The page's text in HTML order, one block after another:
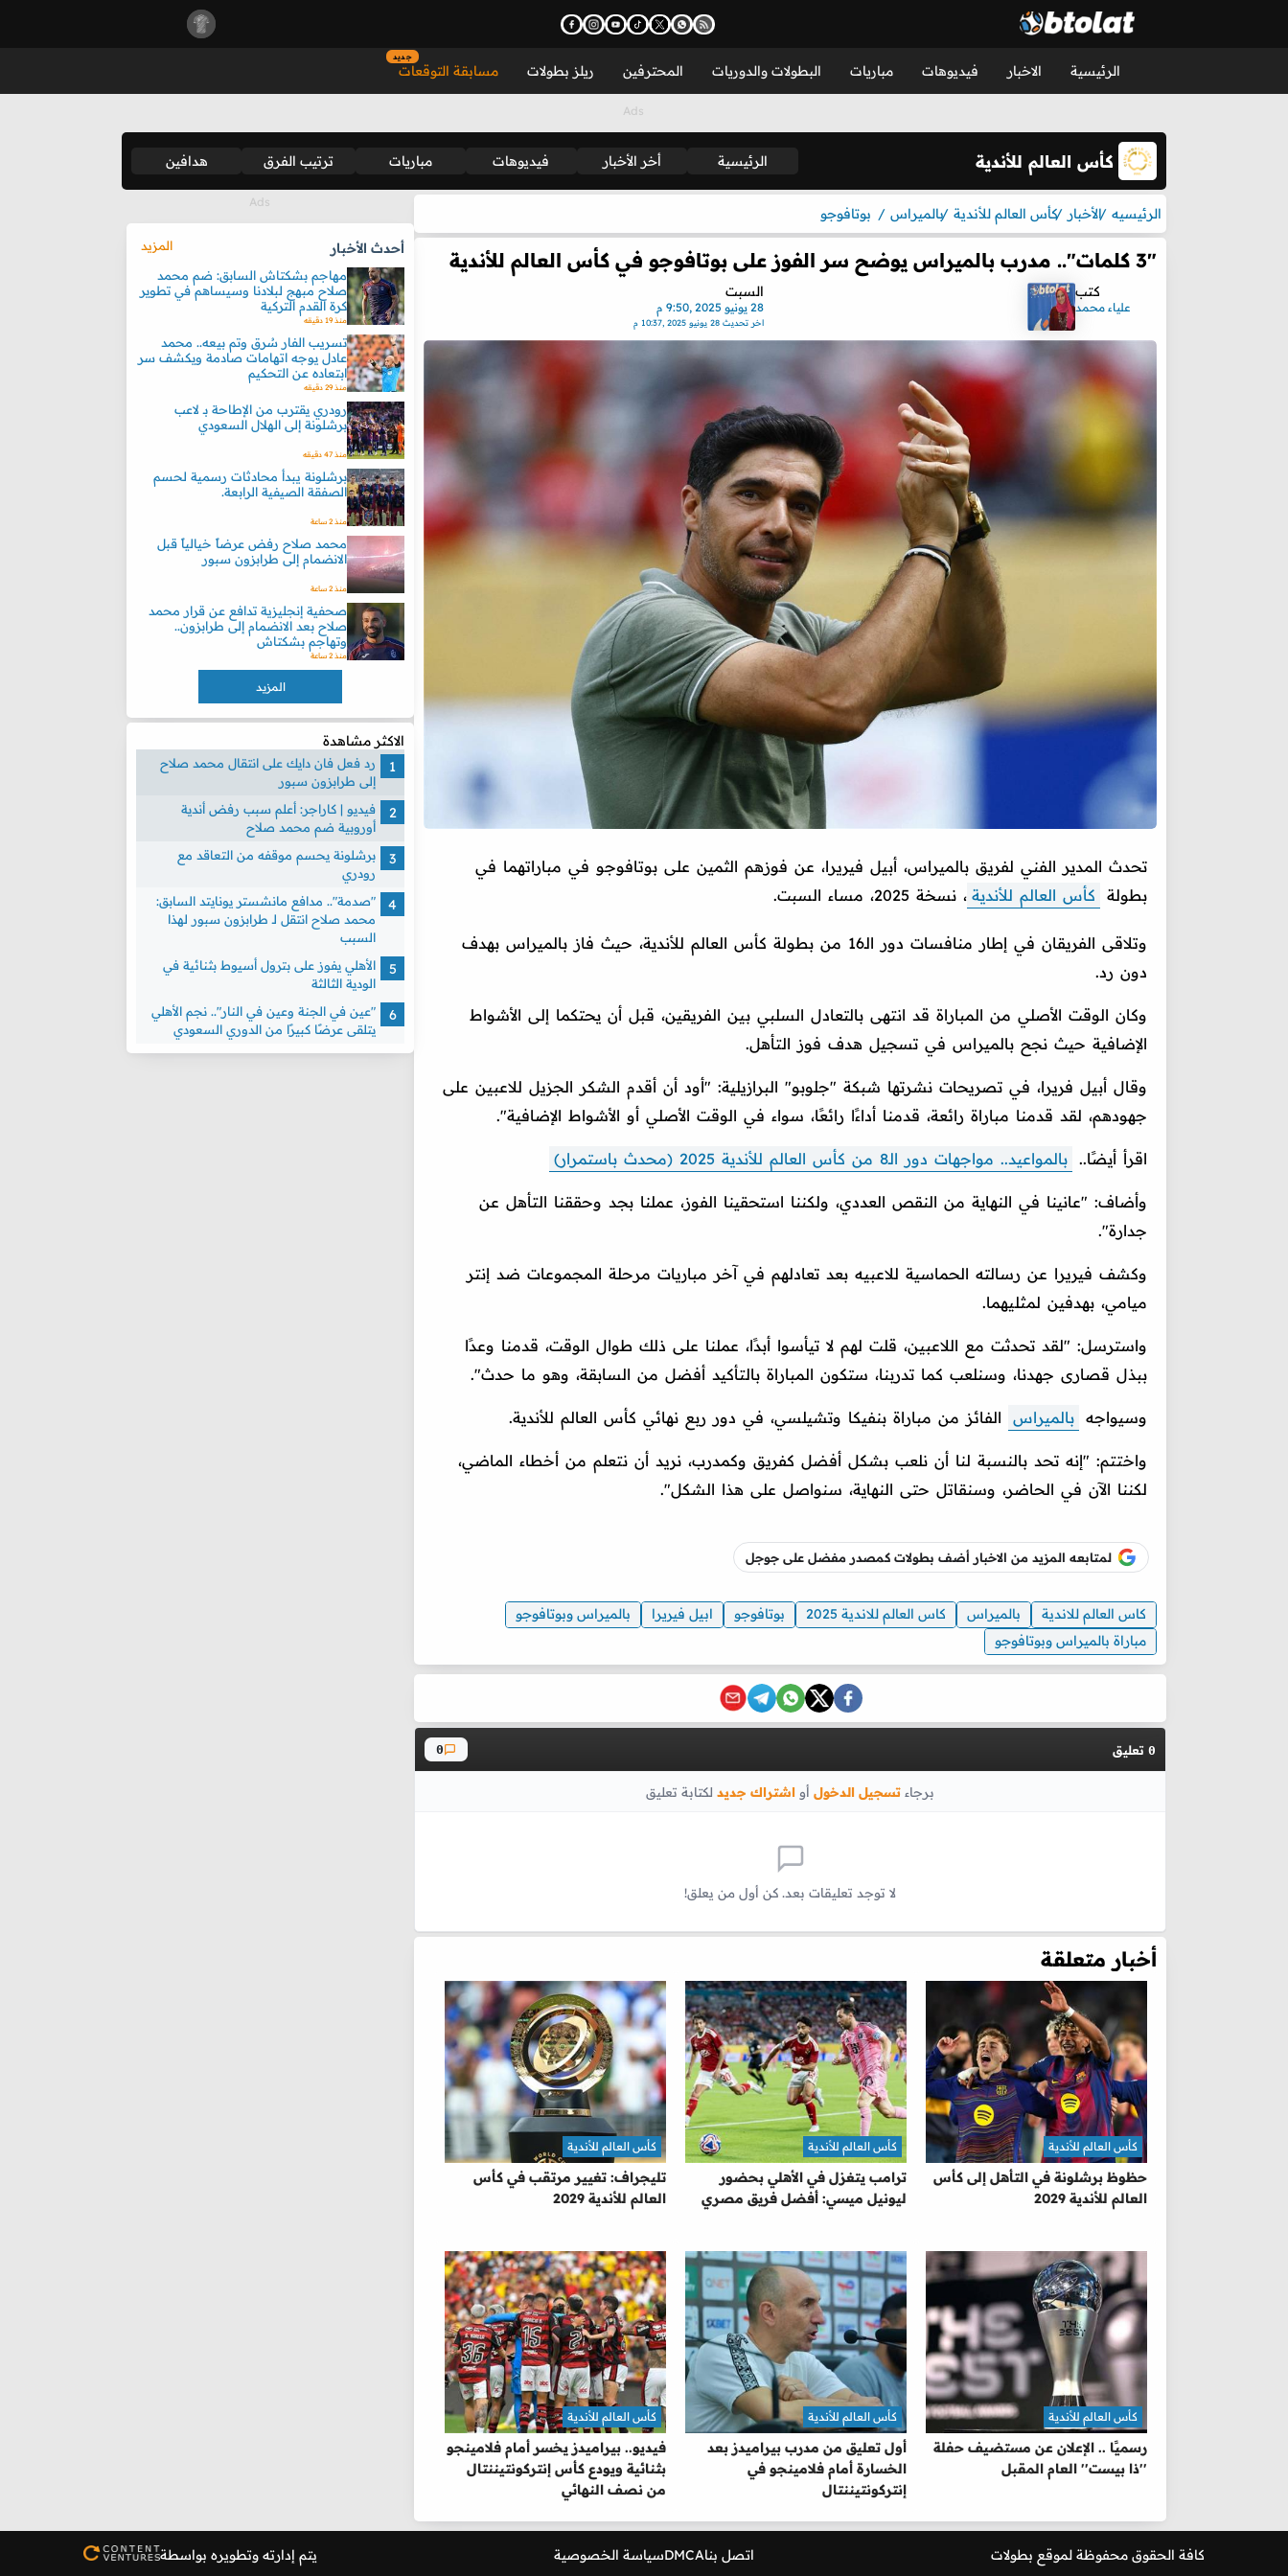
الرئيسية الاخبار فيديوهات مباريات البطولات والدوريات المحترفين ريلز بطولات مسابقة التوقعات
جديد
كأس العالم للأندية الرئيسية أخر الأخبار فيديوهات مباريات ترتيب الفرق هدافين
الرئيسيه الأخبار كأس العالم للأندية بالميراس بوتافوجو
"3 كلمات".. مدرب بالميراس يوضح سر الفوز على بوتافوجو في كأس العالم للأندية
كتب
علياء محمد
السبت
28 يونيو 2025 ,9:50 م
اخر تحديث 28 يونيو 2025 ,10:37 م
تحدث المدير الفني لفريق بالميراس، أبيل فيريرا، عن فوزهم الثمين على بوتافوجو في مباراتهما في
بطولة
كأس العالم للأندية ، نسخة 2025، مساء السبت.
وتلاقى الفريقان في إطار منافسات دور الـ16 من بطولة كأس العالم للأندية، حيث فاز بالميراس بهدف
دون رد.
وكان الوقت الأصلي من المباراة قد انتهى بالتعادل السلبي بين الفريقين، قبل أن يحتكما إلى الأشواط
الإضافية حيث نجح بالميراس في تسجيل هدف فوز التأهل.
وقال أبيل فريرا، في تصريحات نشرتها شبكة "جلوبو" البرازيلية: "أود أن أقدم الشكر الجزيل للاعبين على
جهودهم، لقد قدمنا مباراة رائعة، قدمنا أداءًا رائعًا، سواء في الوقت الأصلي أو الأشواط الإضافية".
اقرأ أيضًا.. بالمواعيد.. مواجهات دور الـ8 من كأس العالم للأندية 2025 (محدث باستمرار)
وأضاف: "عانينا في النهاية من النقص العددي، ولكننا استحقينا الفوز، عملنا بجد وحققنا التأهل عن
جدارة".
وكشف فيريرا عن رسالته الحماسية للاعبيه بعد تعادلهم في آخر مباريات مرحلة المجموعات ضد إنتر
ميامي، بهدفين لمثليهما.
واسترسل: "لقد تحدثت مع اللاعبين، قلت لهم لا تيأسوا أبدًا، عملنا على ذلك طوال الوقت، قدمنا وعدًا
ببذل قصارى جهدنا، وسنلعب كما تدربنا، ستكون المباراة بالتأكيد أفضل من السابقة، وهو ما حدث".
وسيواجه بالميراس الفائز من مباراة بنفيكا وتشيلسي، في دور ربع نهائي كأس العالم للأندية.
واختتم: "إنه تحد بالنسبة لنا أن نلعب بشكل أفضل كفريق وكمدرب، نريد أن نتعلم من أخطاء الماضي،
لكننا الآن في الحاضر، وسنقاتل حتى النهاية، سنواصل على هذا الشكل".
لمتابعه المزيد من الاخبار أضف بطولات كمصدر مفضل على جوجل
كاس العالم للاندية بالميراس كاس العالم للاندية 2025 بوتافوجو ابيل فيريرا
بالميراس وبوتافوجو
مباراة بالميراس وبوتافوجو
0 تعليق 0
برجاء تسجيل الدخول أو اشتراك جديد لكتابة تعليق
لا توجد تعليقات بعد. كن أول من يعلق!
أخبار متعلقة
حظوظ برشلونة في التأهل إلى كأس
العالم للأندية 2029
كأس العالم للأندية
ترامب يتغزل في الأهلي بحضور
ليونيل ميسي: أفضل فريق مصري
كأس العالم للأندية
تليجراف: تغيير مرتقب في كأس
العالم للأندية 2029
كأس العالم للأندية
رسميًا .. الإعلان عن مستضيف حفلة
''ذا بيست'' العام المقبل
كأس العالم للأندية
أول تعليق من مدرب بيراميدز بعد
الخسارة أمام فلامينجو في
إنتركونتيننتال
كأس العالم للأندية
فيديو.. بيراميدز يخسر أمام فلامينجو
بثنائية ويودع كأس إنتركونتيننتال
من نصف النهائي
كأس العالم للأندية
أحدث الأخبار
المزيد
مهاجم بشكتاش السابق: ضم محمد
صلاح مبهج لبلادنا وسيساهم في تطوير
كرة القدم التركية
منذ 19 دقيقه
تسريب الفار سُرق وتم بيعه.. محمد
عادل يوجه اتهامات صادمة ويكشف سر
ابتعاده عن التحكيم
منذ 29 دقيقه
رودري يقترب من الإطاحة بـ لاعب
برشلونة إلى الهلال السعودي
منذ 47 دقيقه
برشلونة يبدأ محادثات رسمية لحسم
الصفقة الصيفية الرابعة.
منذ 2 ساعة
محمد صلاح رفض عرضاً خيالياً قبل
الانضمام إلى طرابزون سبور
منذ 2 ساعة
صحفية إنجليزية تدافع عن قرار محمد
صلاح بعد الانضمام إلى طرابزون..
وتهاجم بشكتاش
منذ 2 ساعة
المزيد
الاكثر مشاهدة
رد فعل فان دايك على انتقال محمد صلاح
إلى طرابزون سبور
فيديو | كاراجر: أعلم سبب رفض أندية
أوروبية ضم محمد صلاح
برشلونة يحسم موقفه من التعاقد مع
رودري
"صدمة".. مدافع مانشستر يونايتد السابق:
محمد صلاح انتقل لـ طرابزون سبور لهذا
السبب
الأهلي يفوز على بترول أسيوط بثنائية في
الودية الثالثة
"عين في الجنة وعين في النار".. نجم الأهلي
يتلقى عرضًا كبيرًا من الدوري السعودي
كافة الحقوق محفوظة لموقع بطولات اتصل بناDMCAسياسة الخصوصية يتم إدارته وتطويره بواسطة